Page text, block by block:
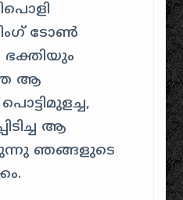
റിംഗ് ടോൺ
ഭക്തിയും
ആ
ആ
ഞങ്ങളുടെ